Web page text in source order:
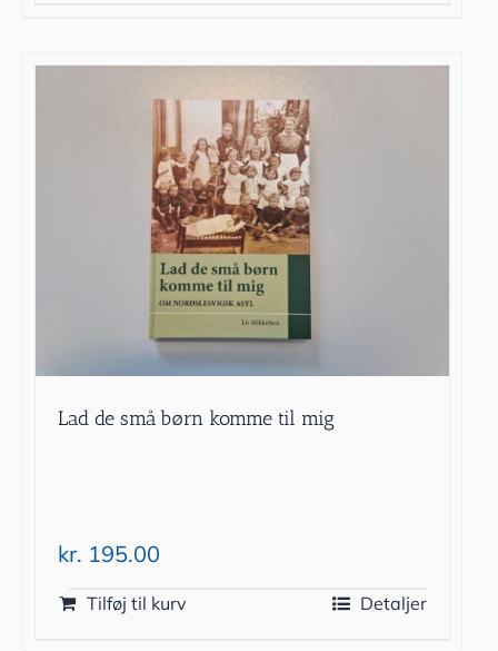
Lad de små børn komme til mig
kr. 195.00
Tilføj til kurv Detaljer